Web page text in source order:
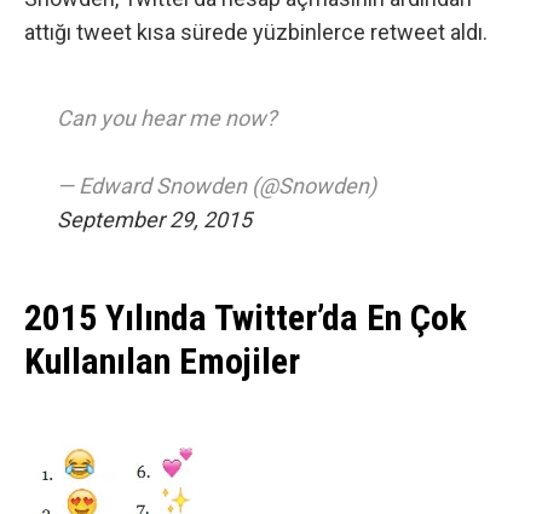
attığı tweet kısa sürede yüzbinlerce retweet aldı.
Can you hear me now?
— Edward Snowden (@Snowden)
September 29, 2015
2015 Yılında Twitter’da En Çok
Kullanılan Emojiler